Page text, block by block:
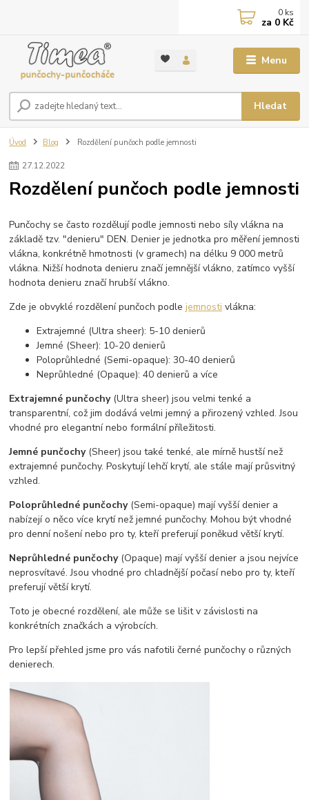
Menu
Hledat
0 ks
za 0 Kč
Úvod Blog Rozdělení punčoch podle jemnosti
27.12.2022
Rozdělení punčoch podle jemnosti
Punčochy se často rozdělují podle jemnosti nebo síly vlákna na
základě tzv. "denieru" DEN. Denier je jednotka pro měření jemnosti
vlákna, konkrétně hmotnosti (v gramech) na délku 9 000 metrů
vlákna. Nižší hodnota denieru značí jemnější vlákno, zatímco vyšší
hodnota denieru značí hrubší vlákno.
Zde je obvyklé rozdělení punčoch podlejemnosti vlákna:
Extrajemné (Ultra sheer): 5-10 denierů
Jemné (Sheer): 10-20 denierů
Poloprůhledné (Semi-opaque): 30-40 denierů
Neprůhledné (Opaque): 40 denierů a více
Extrajemné punčochy(Ultra sheer) jsou velmi tenké a
transparentní, což jim dodává velmi jemný a přirozený vzhled. Jsou
vhodné pro elegantní nebo formální příležitosti.
Jemné punčochy(Sheer) jsou také tenké, ale mírně hustší než
extrajemné punčochy. Poskytují lehčí krytí, ale stále mají průsvitný
vzhled.
Poloprůhledné punčochy(Semi-opaque) mají vyšší denier a
nabízejí o něco více krytí než jemné punčochy. Mohou být vhodné
pro denní nošení nebo pro ty, kteří preferují poněkud větší krytí.
Neprůhledné punčochy(Opaque) mají vyšší denier a jsou nejvíce
neprosvítavé. Jsou vhodné pro chladnější počasí nebo pro ty, kteří
preferují větší krytí.
Toto je obecné rozdělení, ale může se lišit v závislosti na
konkrétních značkách a výrobcích.
Pro lepší přehled jsme pro vás nafotili černé punčochy o různých
denierech.